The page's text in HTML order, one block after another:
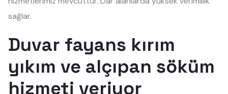
sağlar.
Duvar fayans kırım
yıkım ve alçıpan söküm
hizmeti veriyor